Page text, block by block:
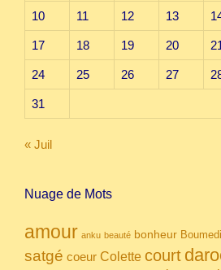
10 11 12 13
17 18 19 20
24 25 26 27
31
« Juil
Nuage de Mots
amour anku beauté bonheur
satgé coeur Colette court